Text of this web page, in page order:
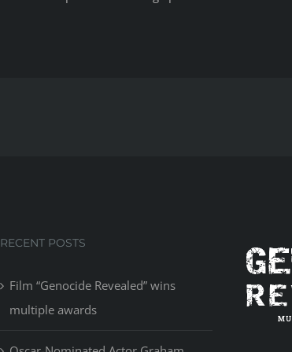
RECENT POSTS
Film “Genocide Revealed” wins
multiple awards